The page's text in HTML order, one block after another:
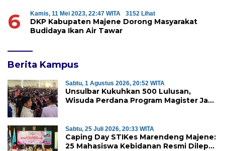
6 Kamis, 11 Mei 2023, 22:47 WITA 3152 Lihat
DKP Kabupaten Majene Dorong Masyarakat
Budidaya Ikan Air Tawar
Berita Kampus
Sabtu, 1 Agustus 2026, 20:52 WITA
Unsulbar Kukuhkan 500 Lulusan,
Wisuda Perdana Program Magister Jadi
Sabtu, 25 Juli 2026, 20:33 WITA
Caping Day STIKes Marendeng Majene:
25 Mahasiswa Kebidanan Resmi Dilepas